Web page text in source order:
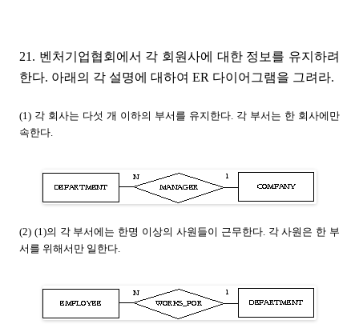
21. 벤처기업협회에서 각 회원사에 대한 정보를 유지하려
한다. 아래의 각 설명에 대하여 ER 다이어그램을 그려라.
(1) 각 회사는 다섯 개 이하의 부서를 유지한다. 각 부서는 한 회사에만
속한다.
(2) (1)의 각 부서에는 한명 이상의 사원들이 근무한다. 각 사원은 한 부
서를 위해서만 일한다.